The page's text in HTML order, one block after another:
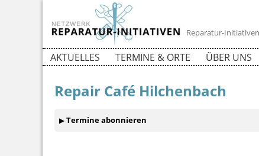
Reparatur-
AKTUELLES TERMINE & ORTE ÜBER UNS
Repair Café Hilchenbach
Termine abonnieren